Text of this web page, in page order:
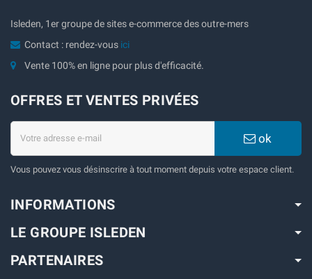
Isleden, 1er groupe de sites e-commerce des outre-mers
Contact : rendez-vous ici
Vente 100% en ligne pour plus d'efficacité.
OFFRES ET VENTES PRIVÉES
ok
Vous pouvez vous désinscrire à tout moment depuis votre espace client.
INFORMATIONS
LE GROUPE ISLEDEN
PARTENAIRES